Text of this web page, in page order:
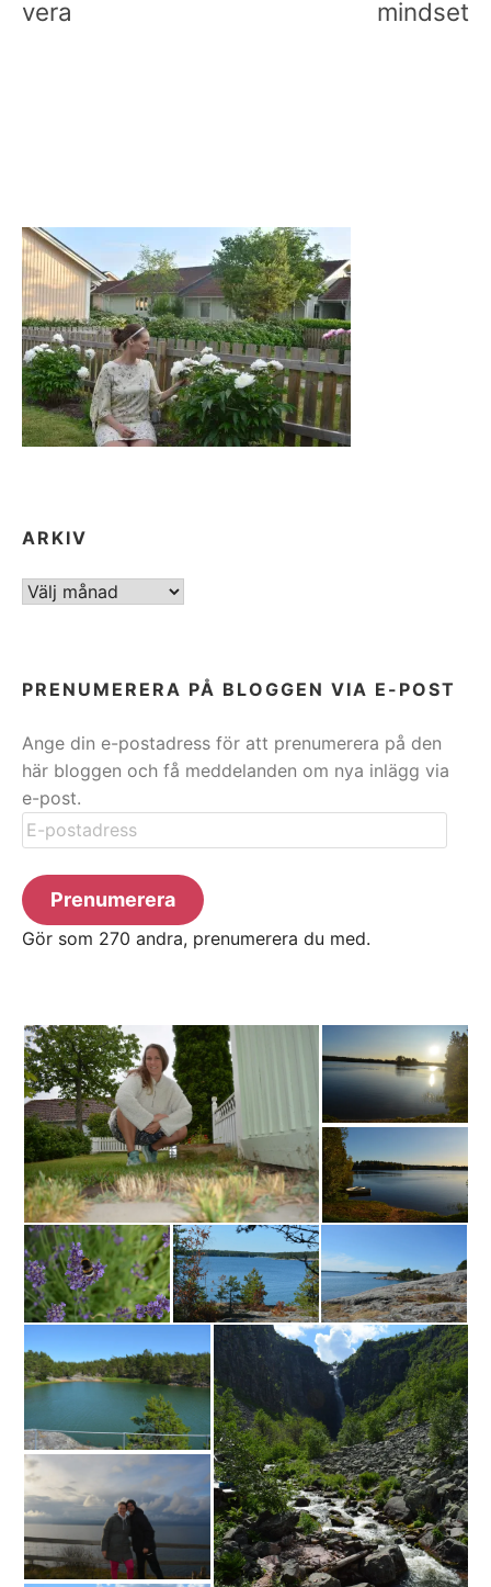
vera mindset
ARKIV
ARKIV
PRENUMERERA PÅ BLOGGEN VIA E-POST
Ange din e-postadress för att prenumerera på den
här bloggen och få meddelanden om nya inlägg via
e-post.
E-
postadress
Prenumerera
Gör som 270 andra, prenumerera du med.